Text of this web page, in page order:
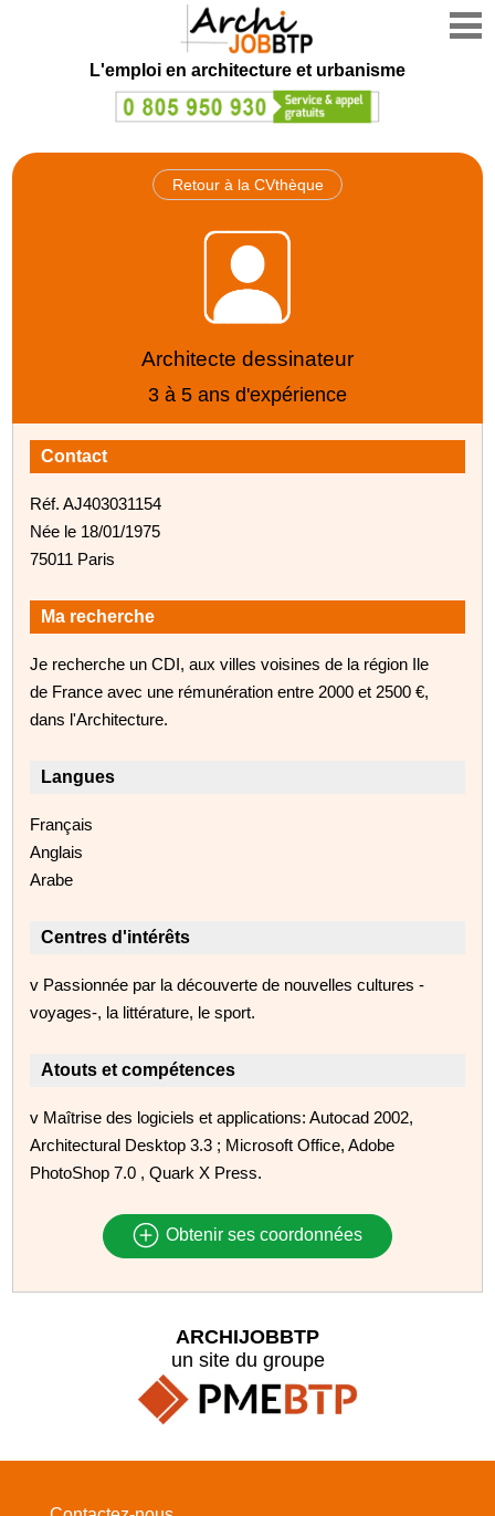
L'emploi en architecture et urbanisme
Retour à la CVthèque
Architecte dessinateur
3 à 5 ans d'expérience
Contact
Réf. AJ403031154
Née le 18/01/1975
75011 Paris
Ma recherche
Je recherche un CDI, aux villes voisines de la région Ile
de France avec une rémunération entre 2000 et 2500 €,
dans l'Architecture.
Langues
Français
Anglais
Arabe
Centres d'intérêts
v Passionnée par la découverte de nouvelles cultures -
voyages-, la littérature, le sport.
Atouts et compétences
v Maîtrise des logiciels et applications: Autocad 2002,
Architectural Desktop 3.3 ; Microsoft Office, Adobe
PhotoShop 7.0 , Quark X Press.
Obtenir ses coordonnées
ARCHIJOBBTP
un site du groupe